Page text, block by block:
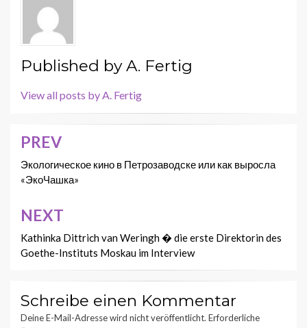
Published byA. Fertig
View all posts by A. Fertig
Beitragsnavigation
PREV
Экологическое кино в Петрозаводске или как выросла
«ЭкоЧашка»
NEXT
Kathinka Dittrich van Weringh � die erste Direktorin des
Goethe-Instituts Moskau im Interview
Schreibe einen Kommentar
Deine E-Mail-Adresse wird nicht veröffentlicht. Erforderliche